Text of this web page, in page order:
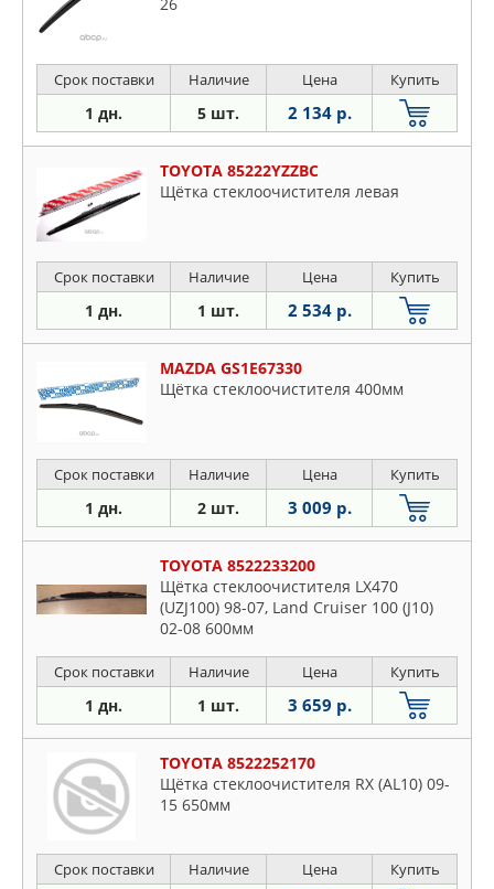
26
Срок поставки Наличие Цена Купить
1 дн. 5 шт. 2 134 р.
TOYOTA 85222YZZBC
Щётка стеклоочистителя левая
Срок поставки Наличие Цена Купить
1 дн. 1 шт. 2 534 р.
MAZDA GS1E67330
Щётка стеклоочистителя 400мм
Срок поставки Наличие Цена Купить
1 дн. 2 шт. 3 009 р.
TOYOTA 8522233200
Щётка стеклоочистителя LX470
(UZJ100) 98-07, Land Cruiser 100 (J10)
02-08 600мм
Срок поставки Наличие Цена Купить
1 дн. 1 шт. 3 659 р.
TOYOTA 8522252170
Щётка стеклоочистителя RX (AL10) 09-
15 650мм
Срок поставки Наличие Цена Купить